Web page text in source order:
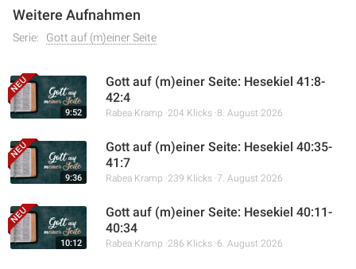
Weitere Aufnahmen
Serie: Gott auf (m)einer Seite
9:52
Gott auf (m)einer Seite: Hesekiel 41:8-
42:4
Rabea Kramp 204 Klicks 8. August 2026
9:36
Gott auf (m)einer Seite: Hesekiel 40:35-
41:7
Rabea Kramp 239 Klicks 7. August 2026
10:12
Gott auf (m)einer Seite: Hesekiel 40:11-
40:34
Rabea Kramp 286 Klicks 6. August 2026